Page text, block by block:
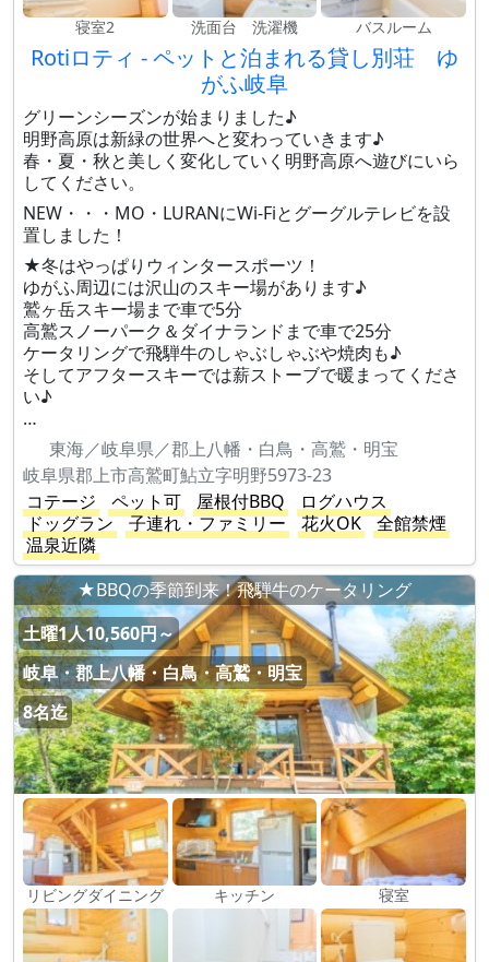
寝室2 洗面台 洗濯機 バスルーム
Rotiロティ - ペットと泊まれる貸し別荘 ゆ
がふ岐阜
グリーンシーズンが始まりました♪
明野高原は新緑の世界へと変わっていきます♪
春・夏・秋と美しく変化していく明野高原へ遊びにいら
してください。
NEW・・・MO・LURANにWi-Fiとグーグルテレビを設
置しました！
★冬はやっぱりウィンタースポーツ！
ゆがふ周辺には沢山のスキー場があります♪
鷲ヶ岳スキー場まで車で5分
高鷲スノーパーク＆ダイナランドまで車で25分
ケータリングで飛騨牛のしゃぶしゃぶや焼肉も♪
そしてアフタースキーでは薪ストーブで暖まってくださ
い♪
…
東海／岐阜県／郡上八幡・白鳥・高鷲・明宝
岐阜県郡上市高鷲町鮎立字明野5973-23
コテージ
ペット可 屋根付BBQ
ログハウス
ドッグラン
子連れ・ファミリー 花火OK
全館禁煙
温泉近隣
★BBQの季節到来！飛騨牛のケータリング
土曜1人10,560円～
岐阜・郡上八幡・白鳥・高鷲・明宝
8名迄
リビングダイニング キッチン 寝室